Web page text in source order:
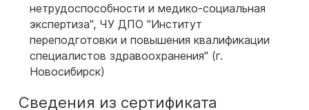
нетрудоспособности и медико-социальная
экспертиза", ЧУ ДПО "Институт
переподготовки и повышения квалификации
специалистов здравоохранения" (г.
Новосибирск)
Сведения из сертификата